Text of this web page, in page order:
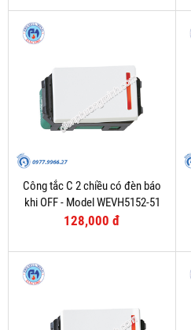
Công tắc C 2 chiều có đèn báo
khi OFF - Model WEVH5152-51
128,000 đ